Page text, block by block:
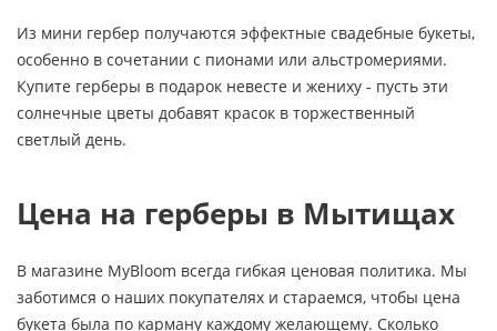
Из мини гербер получаются эффектные свадебные букеты,
особенно в сочетании с пионами или альстромериями.
Купите герберы в подарок невесте и жениху - пусть эти
солнечные цветы добавят красок в торжественный
светлый день.
Цена на герберы в Мытищах
В магазине MyBloom всегда гибкая ценовая политика. Мы
заботимся о наших покупателях и стараемся, чтобы цена
букета была по карману каждому желающему. Сколько